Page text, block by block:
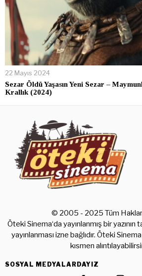
22 Mayıs 2024
Sezar Öldü Yaşasın Yeni Sezar –
Krallık (2024)
© 2005 - 2025 Tüm Hakları
Öteki Sinema‘da yayınlanmış bir yazının
yayınlanması izne bağlıdır. Öteki
kısmen
SOSYAL MEDYALARDAYIZ